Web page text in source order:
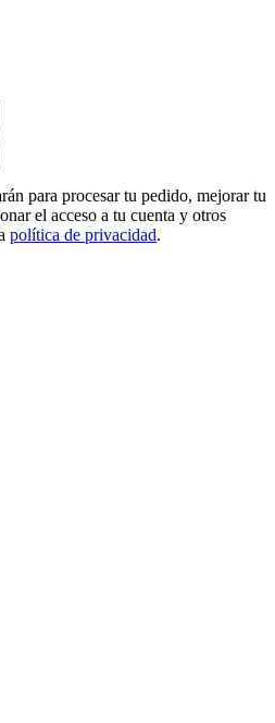
para procesar tu pedido, mejorar tu
el acceso a tu cuenta y otros
política de privacidad.